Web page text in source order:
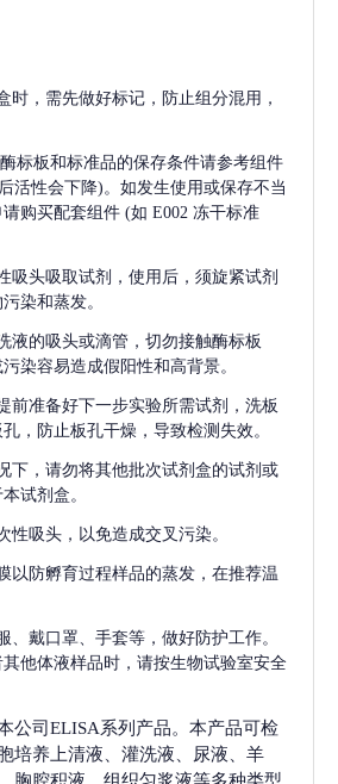
时，需先做好标记，防止组分混用，
标板和标准品的保存条件请参考组件
活性会下降)。如发生使用或保存不当
购买配套组件 (如 E002 冻干标准
吸头吸取试剂，使用后，须旋紧试剂
染和蒸发。
液的吸头或滴管，切勿接触酶标板
染容易造成假阳性和高背景。
前准备好下一步实验所需试剂，洗板
，防止板孔干燥，导致检测失效。
下，请勿将其他批次试剂盒的试剂或
试剂盒。
性吸头，以免造成交叉污染。
以防孵育过程样品的蒸发，在推荐温
、戴口罩、手套等，做好防护工作。
他体液样品时，请按生物试验室安全
公司ELISA系列产品。本产品可检
培养上清液、灌洗液、尿液、羊